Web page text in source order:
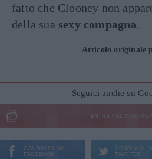
fatto che Clooney non
della sua sexy compagna.
Articolo originale
Seguici anche su
ENTRA NEL NOSTRO
CONDIVIDI SU
FACEBOOK
CONDIVIDI SU
TWITTER